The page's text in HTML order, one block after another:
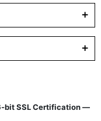
bit SSL Certification —